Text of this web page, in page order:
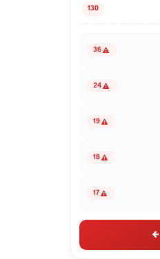
130
36
24
19
18
17